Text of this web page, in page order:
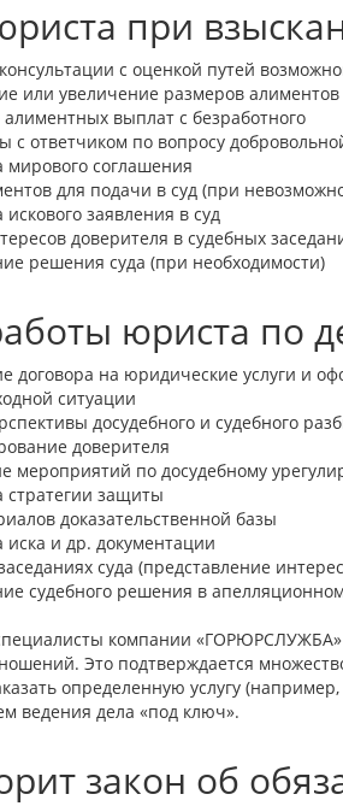
при
с оценкой путей
или увеличение размеров алиментов
выплат с безработного
с ответчиком по вопросу
мирового соглашения
для подачи в суд (при
искового заявления в суд
доверителя в судебных
решения суда (при необходимости)
юриста по
договора на юридические услуги и
ситуации
досудебного и судебного
доверителя
мероприятий по досудебному
стратегии защиты
доказательственной базы
иска и др. документации
суда (представление
судебного решения в
компании
Это подтверждается
определенную услугу
ведения дела «под ключ».
закон об